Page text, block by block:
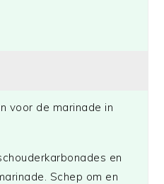
voor de marinade in
en
Schep om en